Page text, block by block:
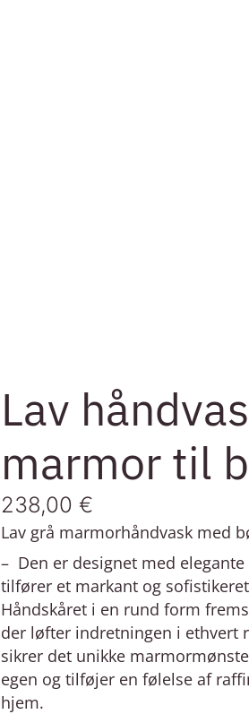
Lav
marmor til
238,00 €
Lav grå marmorhåndvask med
– Den er designet med
tilfører et markant og
Håndskåret i en rund form
der løfter indretningen i
sikrer det unikke
egen og tilføjer en følelse af
hjem.